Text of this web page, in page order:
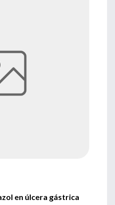
en úlcera gástrica